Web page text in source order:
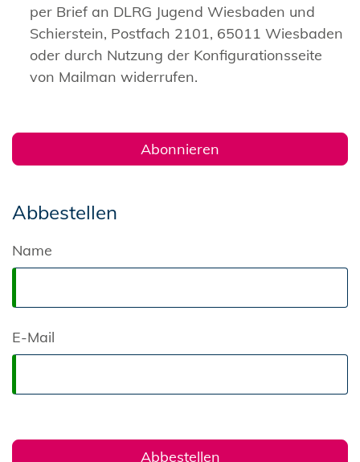
per Brief an DLRG Jugend Wiesbaden und
Schierstein, Postfach 2101, 65011 Wiesbaden
oder durch Nutzung der Konfigurationsseite
von Mailman widerrufen.
Abbestellen
Name
E-Mail